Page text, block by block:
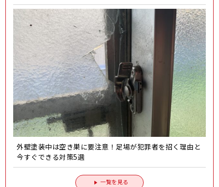
外壁塗装中は空き巣に要注意！足場が犯罪者を招く理由と
今すぐできる対策5選
一覧を見る